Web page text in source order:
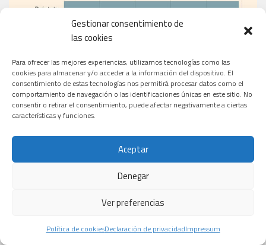
Gestionar consentimiento de
las cookies
Para ofrecer las mejores experiencias, utilizamos tecnologías como las
cookies para almacenar y/o acceder a la información del dispositivo. El
consentimiento de estas tecnologías nos permitirá procesar datos como el
comportamiento de navegación o las identificaciones únicas en este sitio. No
consentir o retirar el consentimiento, puede afectar negativamente a ciertas
características y funciones.
Aceptar
Denegar
Ver preferencias
Política de cookiesDeclaración de privacidadImpressum
EL PERIÓDICO